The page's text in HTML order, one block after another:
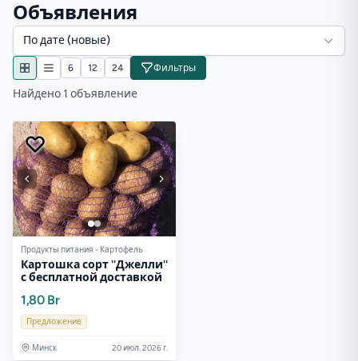
Объявления
По дате (новые)
6 12 24 Фильтры
Найдено 1 объявление
Продукты питания - Картофель
Картошка сорт ''Джелли''
с бесплатной доставкой
1,80 Br
Предложение
Минск 20 июл. 2026 г.